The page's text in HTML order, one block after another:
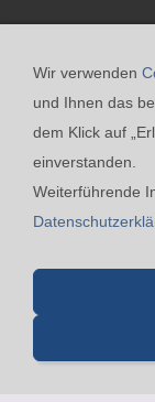
Kontakt
Merz GmbH -
Wir verwenden
und Ihnen das
dem Klick auf
einverstanden.
Weiterführende